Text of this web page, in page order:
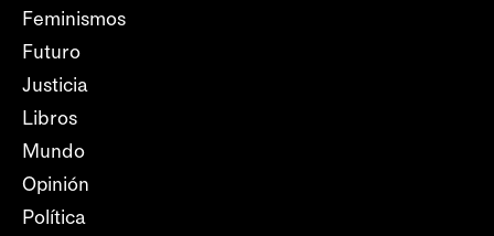
Feminismos
Futuro
Justicia
Libros
Mundo
Opinión
Política